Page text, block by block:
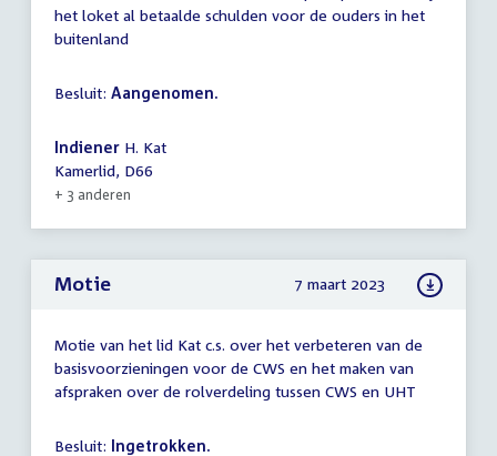
het loket al betaalde schulden voor de ouders in het
buitenland
Besluit: Aangenomen.
Indiener H. Kat
Kamerlid, D66
+ 3 anderen
Motie 7 maart 2023
Motie van het lid Kat c.s. over het verbeteren van de
basisvoorzieningen voor de CWS en het maken van
afspraken over de rolverdeling tussen CWS en UHT
Besluit: Ingetrokken.